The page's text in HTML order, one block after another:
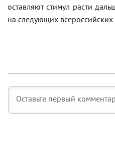
оставляют стимул расти
на следующих всероссийских